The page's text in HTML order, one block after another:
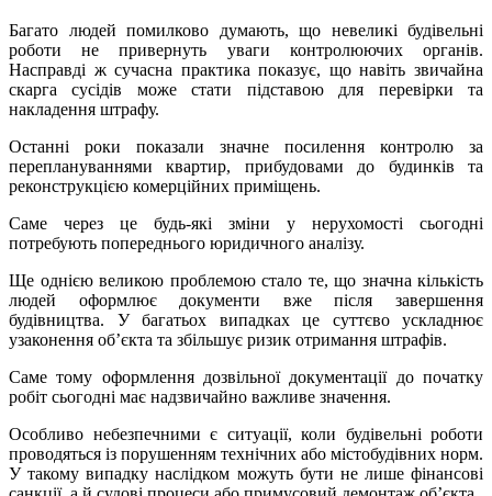
Багато людей помилково думають, що невеликі будівельні
роботи не привернуть уваги контролюючих органів.
Насправді ж сучасна практика показує, що навіть звичайна
скарга сусідів може стати підставою для перевірки та
накладення штрафу.
Останні роки показали значне посилення контролю за
переплануваннями квартир, прибудовами до будинків та
реконструкцією комерційних приміщень.
Саме через це будь-які зміни у нерухомості сьогодні
потребують попереднього юридичного аналізу.
Ще однією великою проблемою стало те, що значна кількість
людей оформлює документи вже після завершення
будівництва. У багатьох випадках це суттєво ускладнює
узаконення об’єкта та збільшує ризик отримання штрафів.
Саме тому оформлення дозвільної документації до початку
робіт сьогодні має надзвичайно важливе значення.
Особливо небезпечними є ситуації, коли будівельні роботи
проводяться із порушенням технічних або містобудівних норм.
У такому випадку наслідком можуть бути не лише фінансові